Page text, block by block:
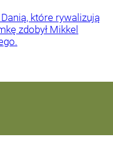
które rywalizują
zdobył Mikkel